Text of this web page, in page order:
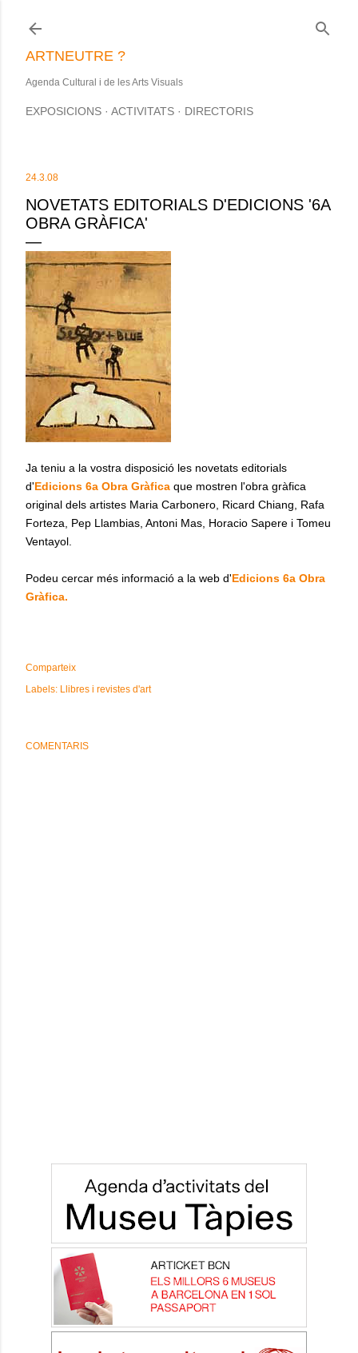
ARTNEUTRE ?
Agenda Cultural i de les Arts Visuals
EXPOSICIONS ACTIVITATS DIRECTORIS
24.3.08
NOVETATS EDITORIALS D'EDICIONS '6A
OBRA GRÀFICA'
Ja teniu a la vostra disposició les novetats editorials
d'Edicions 6a Obra Gràfica que mostren l'obra gràfica
original dels artistes Maria Carbonero, Ricard Chiang, Rafa
Forteza, Pep Llambias, Antoni Mas, Horacio Sapere i Tomeu
Ventayol.
Podeu cercar més informació a la web d'Edicions 6a Obra
Gràfica.
Comparteix
Labels: Llibres i revistes d'art
COMENTARIS